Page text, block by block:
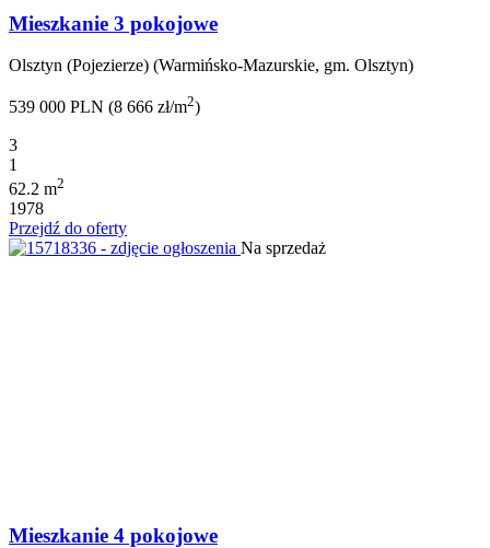
Mieszkanie 3 pokojowe
Olsztyn (Pojezierze) (Warmińsko-Mazurskie, gm. Olsztyn)
539 000 PLN (8 666 zł/m2)
3
1
62.2 m2
1978
Przejdź do oferty
Na sprzedaż
Mieszkanie 4 pokojowe